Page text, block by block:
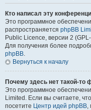
Кто написал эту
Это программное
распространяется phpBB
Public Licence, версии 2
Для получения более
phpBB.
Вернуться к началу
Почему здесь нет такой-то
Это программное
Limited. Если вы считаете,
посетите Центр идей phpBB,